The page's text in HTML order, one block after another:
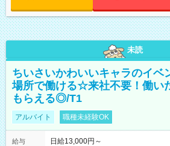
未読
ちいさいかわいいキャラのイベ
場所で働ける☆来社不要！働い
もらえる◎/T1
アルバイト 職種未経験OK
給与
日給13,000円～